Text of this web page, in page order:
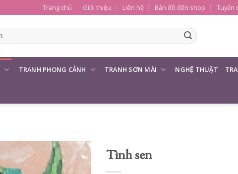
Trang chủ Giới thiệu Liên hệ Bản đồ đến shop Tuyển
TRANH PHONG CẢNH TRANH SƠN MÀI NGHỆ THUẬT
Tình sen